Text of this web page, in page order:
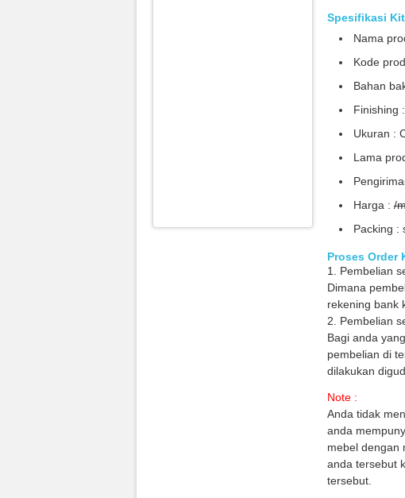
Spesifikasi
Nama
Kode
Bahan
Finishing
Ukuran :
Lama
Harga : /
Packing :
Proses Order
1. Pembelian
Dimana
rekening bank
2. Pembelian
Bagi anda
pembelian di
dilakukan
Note :
Anda tidak
anda
mebel dengan
anda tersebut
tersebut.